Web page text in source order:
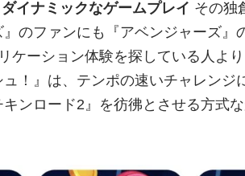
ダイナミックなゲームプレイ その独
のファンにも『アベンジャーズ』
ケーション体験を探している人よ
！』は、テンポの速いチャレンジ
ンロード2』を彷彿とさせる方式